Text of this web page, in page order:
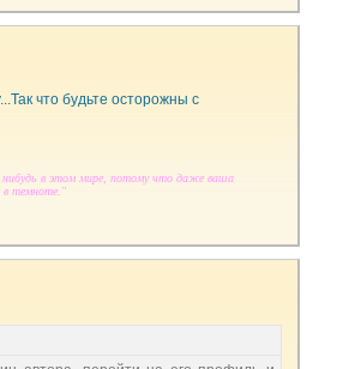
что будьте осторожны с
нибудь в этом мире, потому что даже ваша
в темноте."